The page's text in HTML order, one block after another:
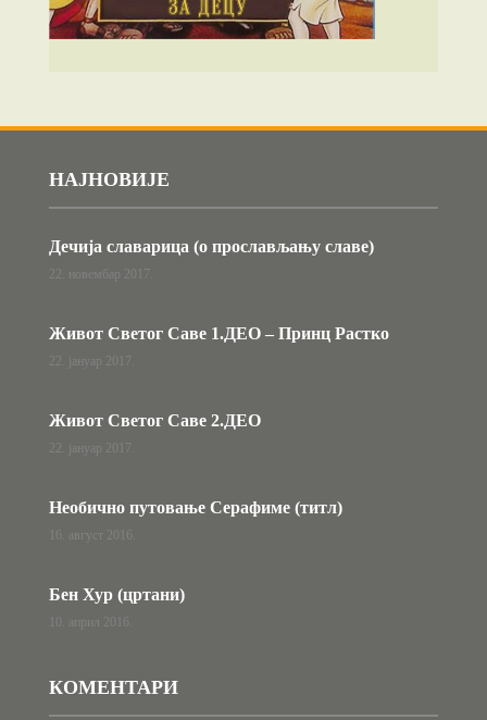
НАЈНОВИЈЕ
Дечија славарица (о прослављању славе)
22. новембар 2017.
Живот Светог Саве 1.ДЕО – Принц Растко
22. јануар 2017.
Живот Светог Саве 2.ДЕО
22. јануар 2017.
Необично путовање Серафиме (титл)
16. август 2016.
Бен Хур (цртани)
10. април 2016.
КОМЕНТАРИ